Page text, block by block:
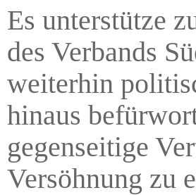
Es unterstütze
des Verbands
weiterhin
hinaus
gegenseitige
Versöhnung zu